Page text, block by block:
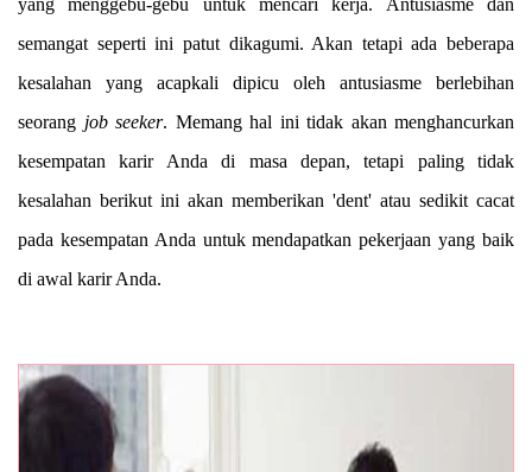
yang menggebu-gebu untuk mencari kerja. Antusiasme dan
semangat seperti ini patut dikagumi. Akan tetapi ada beberapa
kesalahan yang acapkali dipicu oleh antusiasme berlebihan
seorang job seeker. Memang hal ini tidak akan menghancurkan
kesempatan karir Anda di masa depan, tetapi paling tidak
kesalahan berikut ini akan memberikan 'dent' atau sedikit cacat
pada kesempatan Anda untuk mendapatkan pekerjaan yang baik
di awal karir Anda.